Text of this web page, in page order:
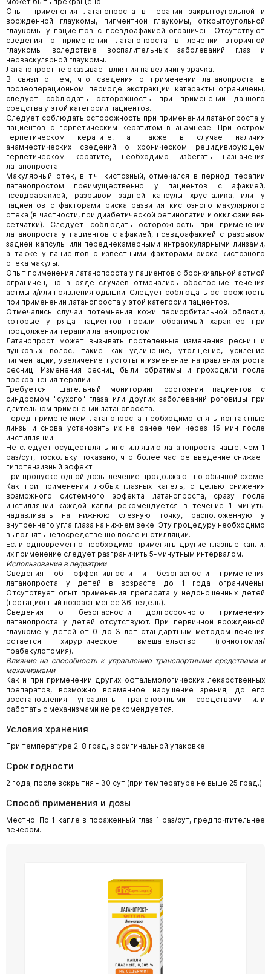
Опыт применения латанопроста в терапии закрытоугольной и
врожденной глаукомы, пигментной глаукомы, открытоугольной
глаукомы у пациентов с псевдоафакией ограничен. Отсутствуют
сведения о применении латанопроста в лечении вторичной
глаукомы вследствие воспалительных заболеваний глаз и
неоваскулярной глаукомы.
Латанопрост не оказывает влияния на величину зрачка.
В связи с тем, что сведения о применении латанопроста в
послеоперационном периоде экстракции катаракты ограничены,
следует соблюдать осторожность при применении данного
средства у этой категории пациентов.
Следует соблюдать осторожность при применении латанопроста у
пациентов с герпетическим кератитом в анамнезе. При остром
герпетическом кератите, а также в случае наличия
анамнестических сведений о хроническом рецидивирующем
герпетическом кератите, необходимо избегать назначения
латанопроста.
Макулярный отек, в т.ч. кистозный, отмечался в период терапии
латанопростом преимущественно у пациентов с афакией,
псевдоафакией, разрывом задней капсулы хрусталика, или у
пациентов с факторами риска развития кистозного макулярного
отека (в частности, при диабетической ретинопатии и окклюзии вен
сетчатки). Следует соблюдать осторожность при применении
латанопроста у пациентов с афакией, псевдоафакией с разрывом
задней капсулы или переднекамерными интраокулярными линзами,
а также у пациентов с известными факторами риска кистозного
отека макулы.
Опыт применения латанопроста у пациентов с бронхиальной астмой
ограничен, но в ряде случаев отмечались обострение течения
астмы и/или появления одышки. Следует соблюдать осторожность
при применении латанопроста у этой категории пациентов.
Отмечались случаи потемнения кожи периорбитальной области,
которые у ряда пациентов носили обратимый характер при
продолжении терапии латанопростом.
Латанопрост может вызывать постепенные изменения ресниц и
пушковых волос, такие как удлинение, утолщение, усиление
пигментации, увеличение густоты и изменение направления роста
ресниц. Изменения ресниц были обратимы и проходили после
прекращения терапии.
Требуется тщательный мониторинг состояния пациентов с
синдромом "сухого" глаза или других заболеваний роговицы при
длительном применении латанопроста.
Перед применением латанопроста необходимо снять контактные
линзы и снова установить их не ранее чем через 15 мин после
инстилляции.
Не следует осуществлять инстилляцию латанопроста чаще, чем 1
раз/сут, поскольку показано, что более частое введение снижает
гипотензивный эффект.
При пропуске одной дозы лечение продолжают по обычной схеме.
Как при применении любых глазных капель, с целью снижения
возможного системного эффекта латанопроста, сразу после
инстилляции каждой капли рекомендуется в течение 1 минуты
надавливать на нижнюю слезную точку, расположенную у
внутреннего угла глаза на нижнем веке. Эту процедуру необходимо
выполнять непосредственно после инстилляции.
Если одновременно необходимо применять другие глазные капли,
их применение следует разграничить 5-минутным интервалом.
Использование в педиатрии
Сведения об эффективности и безопасности применения
латанопроста у детей в возрасте до 1 года ограничены.
Отсутствует опыт применения препарата у недоношенных детей
(гестационный возраст менее 36 недель).
Сведения о безопасности долгосрочного применения
латанопроста у детей отсутствуют. При первичной врожденной
глаукоме у детей от 0 до 3 лет стандартным методом лечения
остается хирургическое вмешательство (гониотомия/
трабекулотомия).
Влияние на способность к управлению транспортными средствами и
механизмами
Как и при применении других офтальмологических лекарственных
препаратов, возможно временное нарушение зрения; до его
восстановления управлять транспортными средствами или
работать с механизмами не рекомендуется.
Условия хранения
При температуре 2-8 град, в оригинальной упаковке
Срок годности
2 года; после вскрытия - 30 сут (при температуре не выше 25 град.)
Способ применения и дозы
Местно. По 1 капле в пораженный глаз 1 раз/сут, предпочтительнее
вечером.